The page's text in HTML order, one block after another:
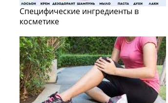
Специфические ингредиенты в
косметике